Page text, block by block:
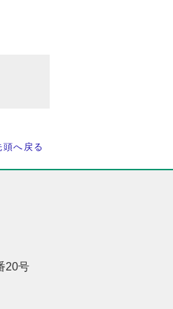
へ戻る
20号